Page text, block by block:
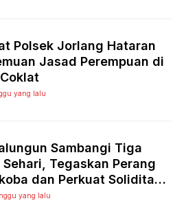
Polsek Jorlang Hataran
Jasad Perempuan di
yang lalu
Sambangi Tiga
Tegaskan Perang
dan Perkuat Soliditas
Pemerintah
yang lalu